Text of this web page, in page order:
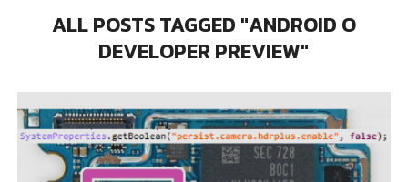
ALL POSTS TAGGED "ANDROID O
DEVELOPER PREVIEW"